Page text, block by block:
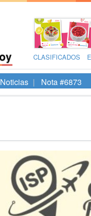
CLASIFICADOS
Noticias Nota #6873